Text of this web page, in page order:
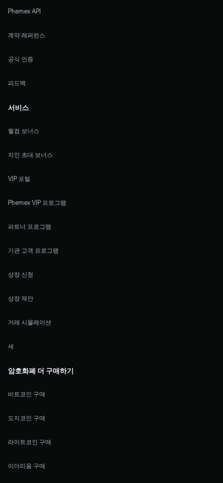
Phemex API
계약 레퍼런스
공식 인증
피드백
서비스
웰컴 보너스
지인 초대 보너스
VIP 포털
Phemex VIP 프로그램
파트너 프로그램
기관 고객 프로그램
상장 신청
상장 제안
거래 시물레이션
세
암호화폐 더 구매하기
비트코인 구매
도지코인 구매
라이트코인 구매
이더리움 구매